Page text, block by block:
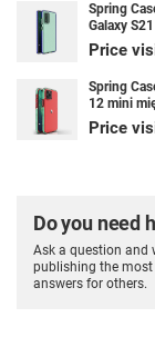
Spring
Galaxy
Price
Spring
12 mini
Price
Do you need
Ask a question and
publishing the
answers for others.